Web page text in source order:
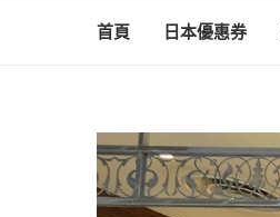
首頁 日本優惠券